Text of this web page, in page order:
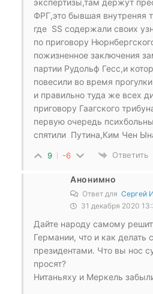
экспертизы,там держут
ФРГ,это бывшая внутреняя
где SS содержали своих
по приговору
пожизненное заключения
партии Рудольф Гесс,и
повесили во время
и правильно туда же всех
приговору Гаагского
первую очередь
спятили Путина,Ким Чен
9 -6 Ответить
Анонимно
Ответ для Сергей
31 декабря 2020
Дайте народу самому
Германии, что и как делать
президентами. Что вы нос
просят?
Нитаньяху и Меркель